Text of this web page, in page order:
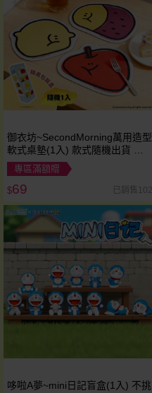
御衣坊~SecondMorning萬用造型
軟式桌墊(1入) 款式隨機出貨 辦
公桌墊 防滑軟墊 療癒桌面
專區滿額贈
$69 已銷售102
哆啦A夢~mini日記盲盒(1入) 不挑